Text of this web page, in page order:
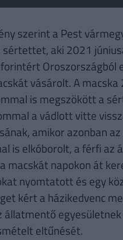
szerint a Pest
aki 2021
Oroszországból
vásárolt. A
is megszökött a
a vádlott vitte
amikor azonban
is elkóborolt, a férfi az
macskát napokon át
nyomtatott és egy
kért a házikedvenc
eltűnését.